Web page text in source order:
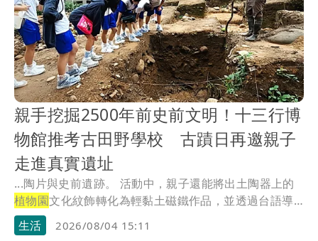
親手挖掘2500年前史前文明！十三行博
物館推考古田野學校 古蹟日再邀親子
走進真實遺址
...陶片與史前遺跡。 活動中，親子還能將出土陶器上的
植物園文化紋飾轉化為輕黏土磁鐵作品，並透過台語導
覽...
生活 2026/08/04 15:11